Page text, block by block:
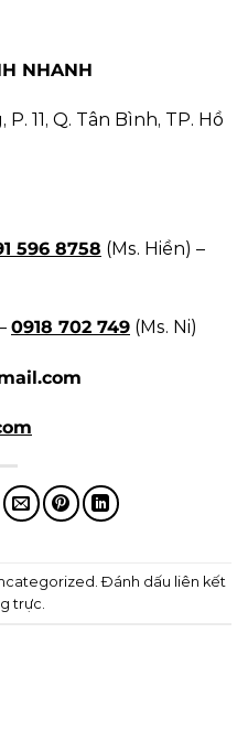
NHANH
11, Q. Tân Bình, TP. Hồ
596 8758 (Ms. Hiền) –
0918 702 749 (Ms. Ni)
. Đánh dấu liên kết
trực